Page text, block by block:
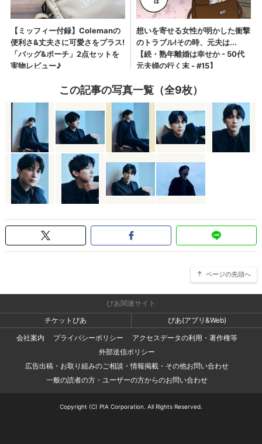
この記事の写真一覧（全9枚）
ページの先頭へ
ぴあ関連サイト
チケットぴあ
ぴあ(アプリ&Web)
会社案内
プライバシーポリシー
アクセスデータの利用・著作権等
外部送信ポリシー
広告出稿・お取り組みのご相談・情報掲載・その他お問い合わせ
一般の読者の方・ユーザーの方からのお問い合わせ
Copyright (C) PIA Corporation. All Rights Reserved.